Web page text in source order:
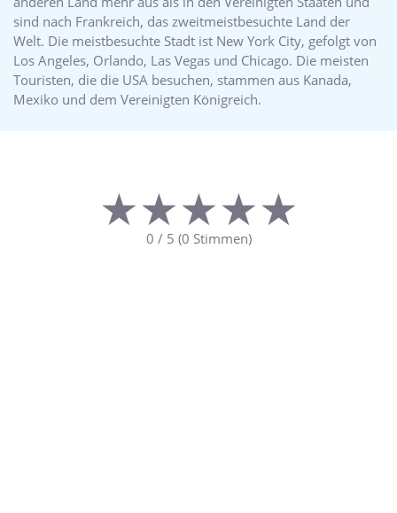
sind nach Frankreich, das zweitmeistbesuchte Land der
Welt. Die meistbesuchte Stadt ist New York City, gefolgt von
Los Angeles, Orlando, Las Vegas und Chicago. Die meisten
Touristen, die die USA besuchen, stammen aus Kanada,
Mexiko und dem Vereinigten Königreich.
★★★★★
★★★★★
0 / 5 (0 Stimmen)